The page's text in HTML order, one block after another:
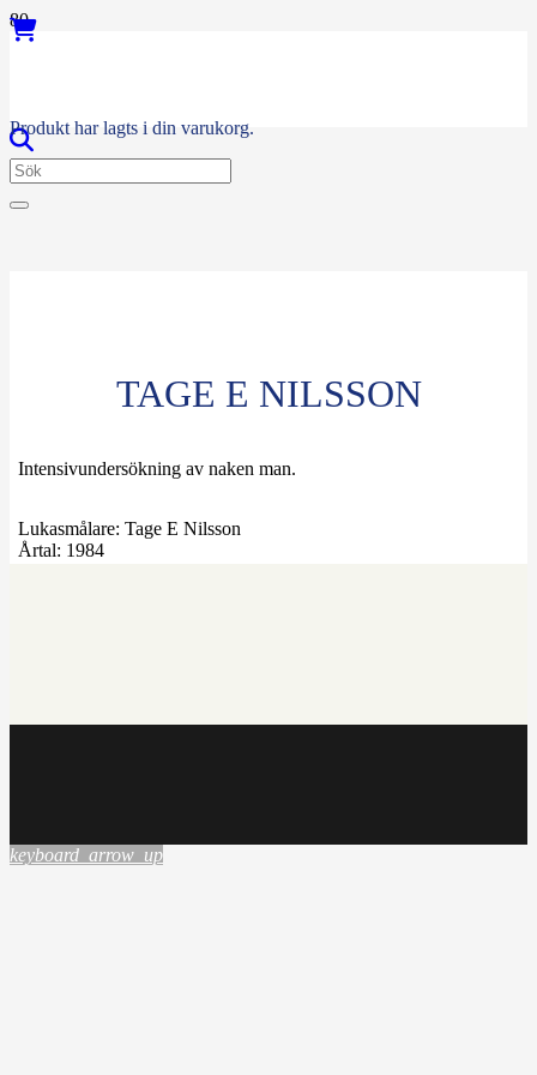
Produkt har lagts i din varukorg.
TAGE E NILSSON
Intensivundersökning av naken man.
Lukasmålare: Tage E Nilsson
Årtal: 1984
keyboard_arrow_up